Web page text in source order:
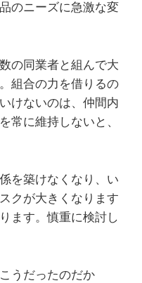
のニーズに急激な変
の同業者と組んで大
組合の力を借りるの
けないのは、仲間内
常に維持しないと、
を築けなくなり、い
クが大きくなります
ます。慎重に検討し
うだったのだか